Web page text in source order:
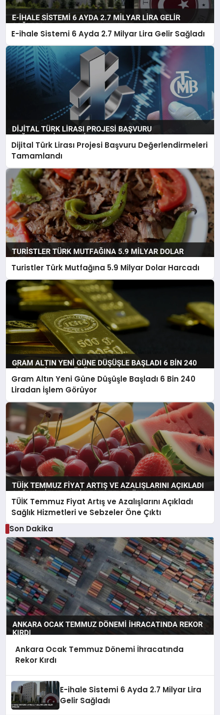
E-ihale Sistemi 6 Ayda 2.7 Milyar Lira Gelir Sağladı
Dijital Türk Lirası Projesi Başvuru Değerlendirmeleri
Tamamlandı
Turistler Türk Mutfağına 5.9 Milyar Dolar Harcadı
Gram Altın Yeni Güne Düşüşle Başladı 6 Bin 240
Liradan İşlem Görüyor
TÜİK Temmuz Fiyat Artış ve Azalışlarını Açıkladı
Sağlık Hizmetleri ve Sebzeler Öne Çıktı
Son Dakika
Ankara Ocak Temmuz Dönemi İhracatında
Rekor Kırdı
E-ihale Sistemi 6 Ayda 2.7 Milyar Lira
Gelir Sağladı